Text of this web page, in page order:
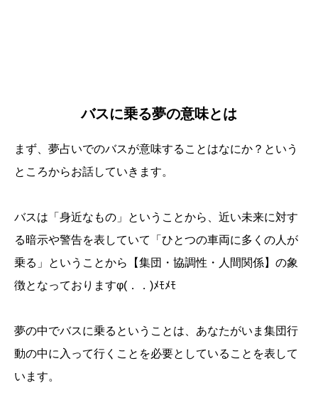
バスに乗る夢の意味とは
まず、夢占いでのバスが意味することはなにか？という
ところからお話していきます。
バスは「身近なもの」ということから、近い未来に対す
る暗示や警告を表していて「ひとつの車両に多くの人が
乗る」ということから【集団・協調性・人間関係】の象
徴となっておりますφ(．．)ﾒﾓﾒﾓ
夢の中でバスに乗るということは、あなたがいま集団行
動の中に入って行くことを必要としていることを表して
います。